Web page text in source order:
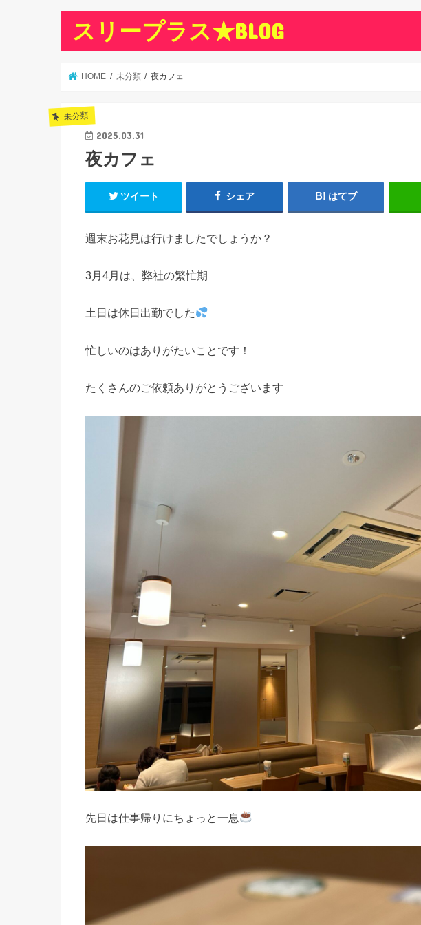
スリープラス★BLOG
HOME 未分類 夜カフェ
未分類
2025.03.31
夜カフェ
ツイート シェア はてブ
週末お花見は行けましたでしょうか？
3月4月は、弊社の繁忙期
土日は休日出勤でした
忙しいのはありがたいことです！
たくさんのご依頼ありがとうございます
先日は仕事帰りにちょっと一息